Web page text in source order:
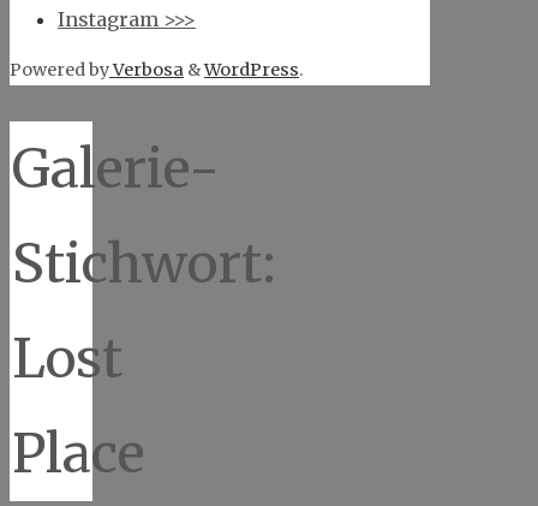
Instagram >>>
Powered byVerbosa &WordPress.
Galerie-
Stichwort:
Lost
Place